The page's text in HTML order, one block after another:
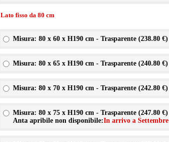
Lato fisso da 80 cm
Misura: 80 x 60 x H190 cm - Trasparente (238.80 €)
Misura: 80 x 65 x H190 cm - Trasparente (240.80 €)
Misura: 80 x 70 x H190 cm - Trasparente (242.80 €)
Misura: 80 x 75 x H190 cm - Trasparente (247.80 €)
Anta apribile non disponibile:In arrivo a Settembre